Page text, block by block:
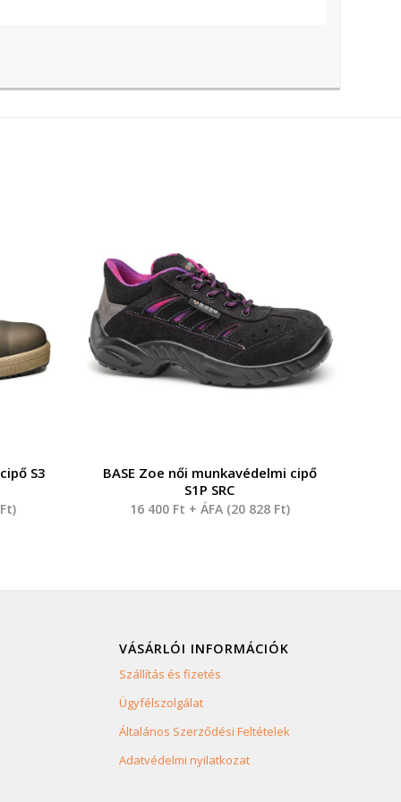
S3
Ft)
BASE Zoe női munkavédelmi cipő
S1P SRC
16 400 Ft + ÁFA (20 828 Ft)
VÁSÁRLÓI INFORMÁCIÓK
Szállítás és fizetés
Ügyfélszolgálat
Általános Szerződési Feltételek
Adatvédelmi nyilatkozat